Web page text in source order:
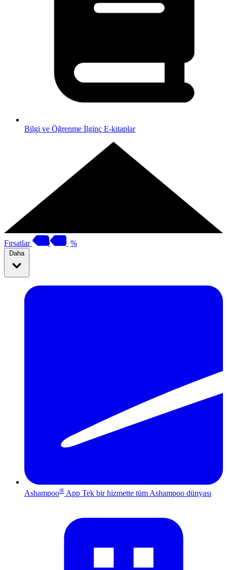
Bilgi ve Öğrenme İlginç E-kitaplar
Fırsatlar %
Daha
Ashampoo® App Tek bir hizmette tüm Ashampoo dünyası